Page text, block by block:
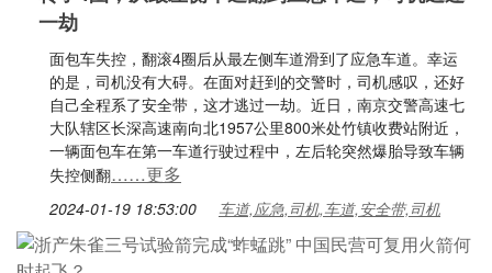
一劫
面包车失控，翻滚4圈后从最左侧车道滑到了应急车道。幸运
的是，司机没有大碍。在面对赶到的交警时，司机感叹，还好
自己全程系了安全带，这才逃过一劫。近日，南京交警高速七
大队辖区长深高速南向北1957公里800米处竹镇收费站附近，
一辆面包车在第一车道行驶过程中，左后轮突然爆胎导致车辆
失控侧翻……更多
2024-01-19 18:53:00 车道,应急,司机,车道,安全带,司机